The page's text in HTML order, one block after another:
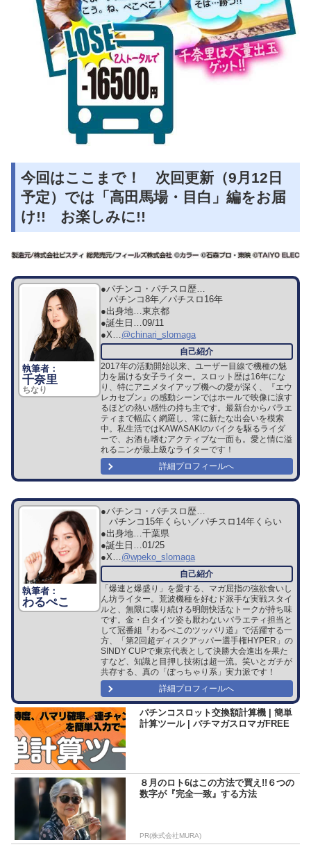
今回はここまで！ 次回更新（9月12日
予定）では「高田馬場・目白」編をお届
け!! お楽しみに!!
千奈里
ちなり
●パチンコ・パチスロ歴…
パチンコ8年／パチスロ16年
●出身地…東京都
●誕生日…09/11
●X…@chinari_slomaga
2017年の活動開始以来、ユーザー目線で機種の魅
力を届ける女子ライター。スロット歴は16年にな
り、特にアニメタイアップ機への愛が深く、『エウ
レカセブン』の感動シーンではホールで映像に涙す
るほどの熱い感性の持ち主です。最新台からバラエ
ティまで幅広く網羅し、常に新たな出会いを模索
中。私生活ではKAWASAKIのバイクを駆るライダ
ーで、お酒も嗜むアクティブな一面も。愛と情に溢
れるニンが最上級なライターです！
詳細プロフィールへ
わるぺこ
●パチンコ・パチスロ歴…
パチンコ15年くらい／パチスロ14年くらい
●出身地…千葉県
●誕生日…01/25
●X…@wpeko_slomaga
「爆連と爆盛り」を愛する、マガ屈指の強欲食いし
ん坊ライター。荒波機種を好むド派手な実戦スタイ
ルと、無限に喋り続ける明朗快活なトークが持ち味
です。金・白タイツ姿も厭わないバラエティ担当と
して冠番組『わるぺこのツッパリ道』で活躍する一
方、「第2回超ディスクアッパー選手権HYPER」の
SINDY CUPで東京代表として決勝大会進出を果た
すなど、知識と目押し技術は超一流。笑いとガチが
共存する、真の「ぽっちゃり系」実力派です！
詳細プロフィールへ
パチンコスロット交換額計算機 | 簡単
計算ツール | パチマガスロマガFREE
８月のロト6はこの方法で買え!!６つの
数字が『完全一致』する方法
PR(株式会社MURA)